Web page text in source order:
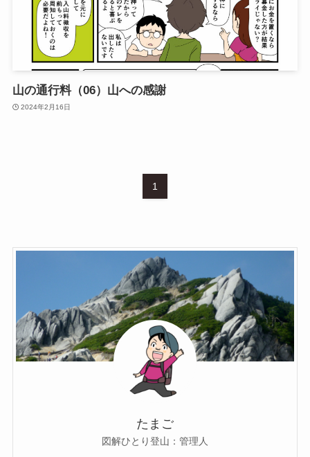
山の通行料（06）山への感謝
2024年2月16日
1
たまご
図解ひとり登山：管理人